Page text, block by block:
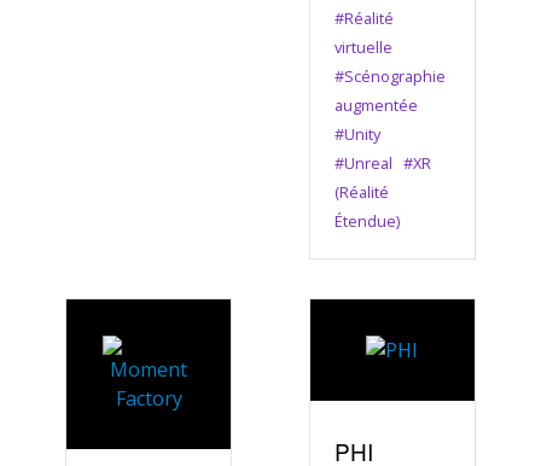
#Réalité
virtuelle
#Scénographie
augmentée
#Unity
#Unreal #XR
(Réalité
Étendue)
PHI